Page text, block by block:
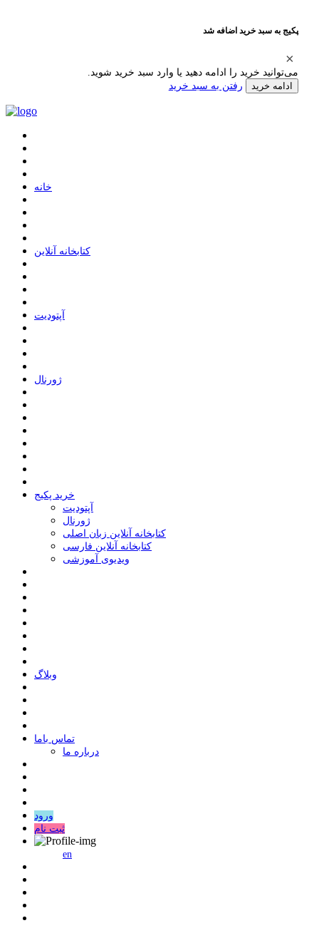
پکیج به سبد خرید اضافه شد
می‌توانید خرید را ادامه دهید یا وارد سبد خرید شوید.
ادامه خرید رفتن به سبد خرید
ﺧﺎﻧﻪ
ﮐﺘﺎﺑﺨﺎﻧﻪ ﺁﻧﻼﯾﻦ
ﺁﭘﺘﻮﺩﯾﺖ
ﮊﻭﺭﻧﺎﻝ
خرید پکیج
ﺁﭘﺘﻮﺩﯾﺖ
ﮊﻭﺭﻧﺎﻝ
کتابخانه آنلاین زبان اصلی
کتابخانه آنلاین فارسی
ویدیوی آموزشی
وبلاگ
ﺗﻤﺎﺱ ﺑﺎﻣﺎ
درباره ما
ورود
ثبت نام
en